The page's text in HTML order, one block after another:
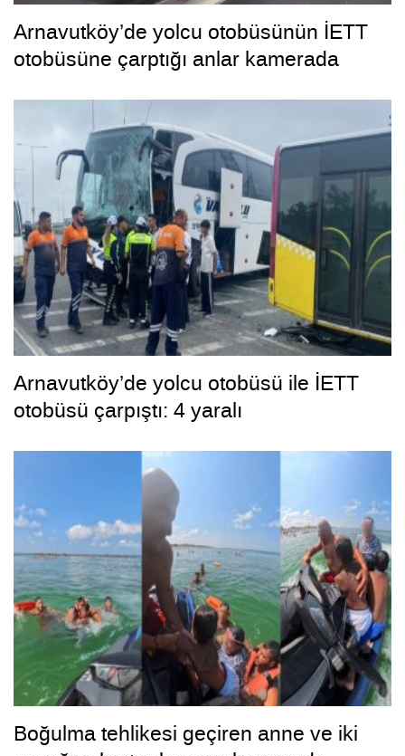
Arnavutköy’de yolcu otobüsünün İETT
otobüsüne çarptığı anlar kamerada
Arnavutköy’de yolcu otobüsü ile İETT
otobüsü çarpıştı: 4 yaralı
Boğulma tehlikesi geçiren anne ve iki